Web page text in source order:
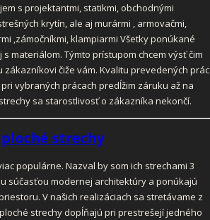
s projektantmi, statikmi, obchodnými
krytín, ale aj murármi , armovačmi,
,zámočníkmi, klampiarmi Všetky ponúkané
materiálom. Týmto prístupom chcem výsť čim
zákazníkovi čiže vám. Kvalitu prevedených prác
vybraných prácach predĺžim záruku až na
sa starostlivosť o zákazníka nekončí.
ploché strechy
populárne. Nazval by som ich strechami 3
súčasťou modernej architektúry a ponúkajú
V našich realizáciach sa stretávame z
strechy dopĺňajú pri prestrešejí jedného